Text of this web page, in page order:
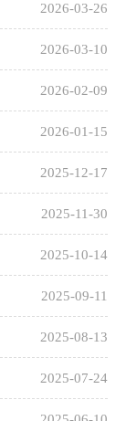
2026-03-26
2026-03-10
2026-02-09
2026-01-15
2025-12-17
2025-11-30
2025-10-14
2025-09-11
2025-08-13
2025-07-24